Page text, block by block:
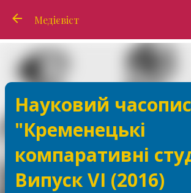
Перейти до основного
Медієвіст
Науковий часопис
"Кременецькі
компаративні
Випуск VІ (2016)